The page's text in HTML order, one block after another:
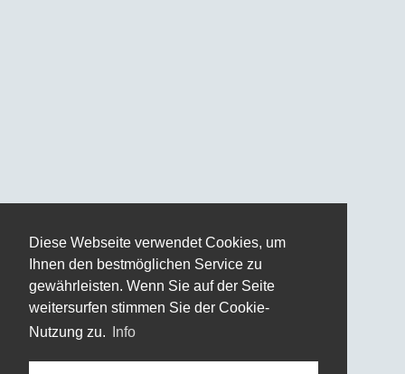
Diese Webseite verwendet Cookies, um
Ihnen den bestmöglichen Service zu
gewährleisten. Wenn Sie auf der Seite
weitersurfen stimmen Sie der Cookie-
Nutzung zu.
Info